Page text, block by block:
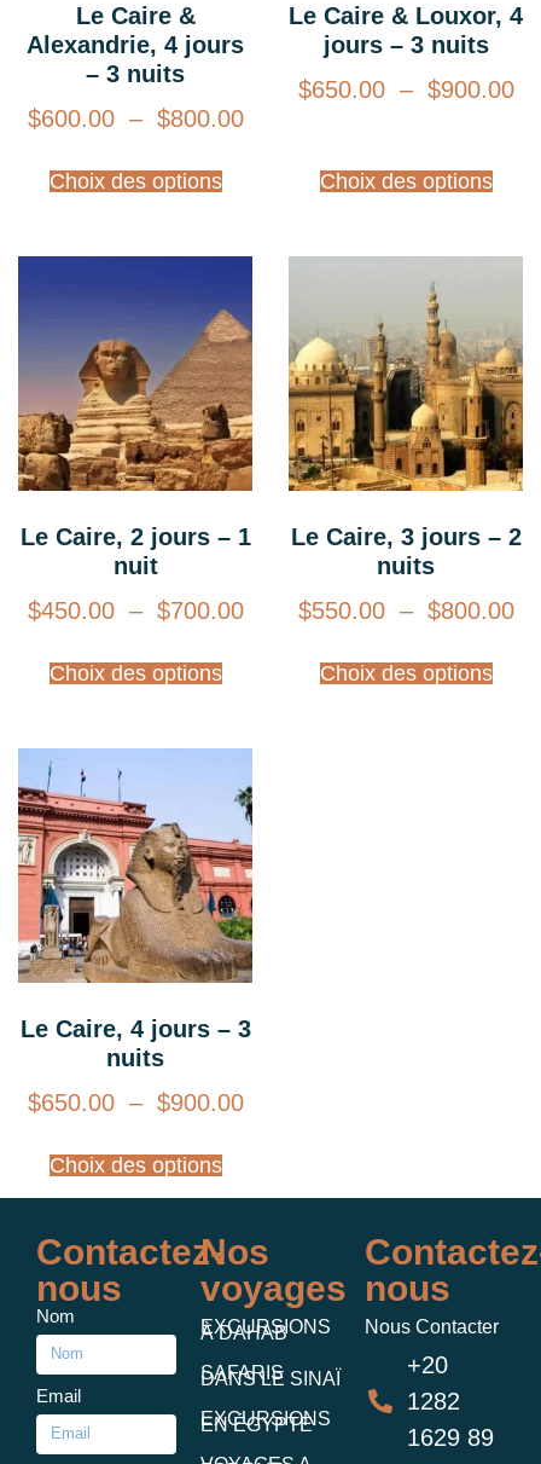
Le Caire &
Alexandrie, 4 jours
– 3 nuits
$600.00 – $800.00
Choix des options
Le Caire & Louxor, 4
jours – 3 nuits
$650.00 – $900.00
Choix des options
Le Caire, 2 jours – 1
nuit
$450.00 – $700.00
Choix des options
Le Caire, 3 jours – 2
nuits
$550.00 – $800.00
Choix des options
Le Caire, 4 jours – 3
nuits
$650.00 – $900.00
Choix des options
Contactez-
nous
Nom
Email
Nos
voyages
EXCURSIONS
À DAHAB
SAFARIS
DANS LE SINAÏ
EXCURSIONS
EN ÉGYPTE
nous
Nous Contacter
+20
1282
1629 89